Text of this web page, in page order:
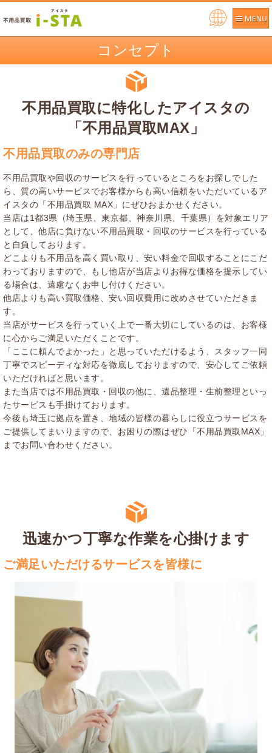
コンセプト
不用品買取に特化したアイスタの
「不用品買取MAX」
不用品買取のみの専門店
不用品買取や回収のサービスを行っているところをお探しでした
ら、質の高いサービスでお客様からも高い信頼をいただいているア
イスタの「不用品買取 MAX」にぜひおまかせください。
当店は1都3県（埼玉県、東京都、神奈川県、千葉県）を対象エリア
として、他店に負けない不用品買取・回収のサービスを行っている
と自負しております。
どこよりも不用品を高く買い取り、安い料金で回収することにこだ
わっておりますので、もし他店が当店よりお得な価格を提示してい
る場合は、遠慮なくお申し付けください。
他店よりも高い買取価格、安い回収費用に改めさせていただきま
す。
当店がサービスを行っていく上で一番大切にしているのは、お客様
に心からご満足いただくことです。
「ここに頼んでよかった」と思っていただけるよう、スタッフ一同
丁寧でスピーディな対応を徹底しておりますので、安心してご依頼
いただければと思います。
また当店では不用品買取・回収の他に、遺品整理・生前整理といっ
たサービスも手掛けております。
今後も埼玉に拠点を置き、地域の皆様の暮らしに役立つサービスを
ご提供してまいりますので、お困りの際はぜひ「不用品買取MAX」
までお問い合わせください。
迅速かつ丁寧な作業を心掛けます
ご満足いただけるサービスを皆様に